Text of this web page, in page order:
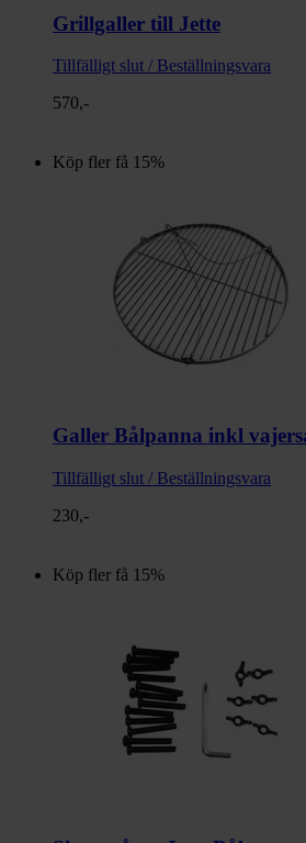
Grillgaller till Jette
Tillfälligt slut / Beställningsvara
570,-
Köp fler få 15%
Galler Bålpanna inkl
Tillfälligt slut / Beställningsvara
230,-
Köp fler få 15%